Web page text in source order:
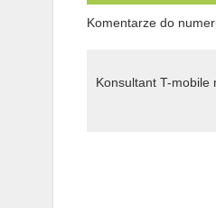
Komentarze do
Konsultant T-mobile